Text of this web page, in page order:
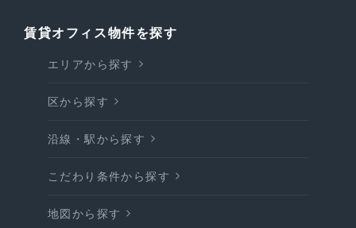
賃貸オフィス物件を探す
エリアから探す
区から探す
沿線・駅から探す
こだわり条件から探す
地図から探す